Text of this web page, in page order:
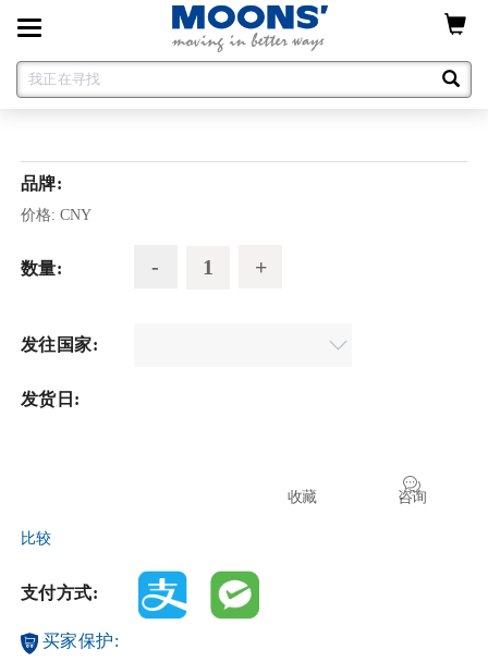
Toggle
navigation
品牌:
价格: CNY
数量:
发往国家:
发货日:
咨询
收藏
比较
支付方式:
买家保护: